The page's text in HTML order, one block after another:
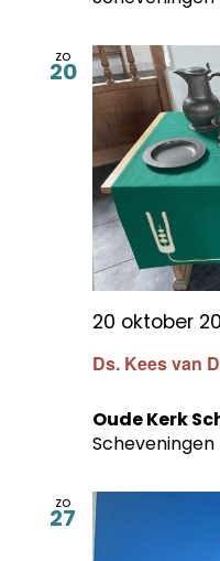
zo
20
Ds. Kees van
20 oktober
Oude Kerk
Scheveningen
zo
27